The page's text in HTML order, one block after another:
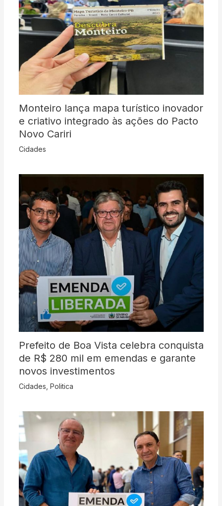
Monteiro lança mapa turístico inovador
e criativo integrado às ações do Pacto
Novo Cariri
Cidades
Prefeito de Boa Vista celebra conquista
de R$ 280 mil em emendas e garante
novos investimentos
Cidades Politica